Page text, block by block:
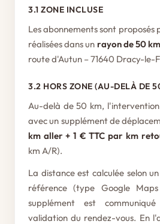
3.1 ZONE INCLUSE
Les abonnements sont proposés
réalisées dans un rayon de 50 km
route d'Autun – 71640 Dracy-le-
3.2 HORS ZONE (AU-DELÀ DE
Au-delà de 50 km,
avec un supplément de
km aller + 1 € TTC par km
km A/R).
La distance est calculée selon
référence (type Google
supplément est
validation du rendez-vous. En